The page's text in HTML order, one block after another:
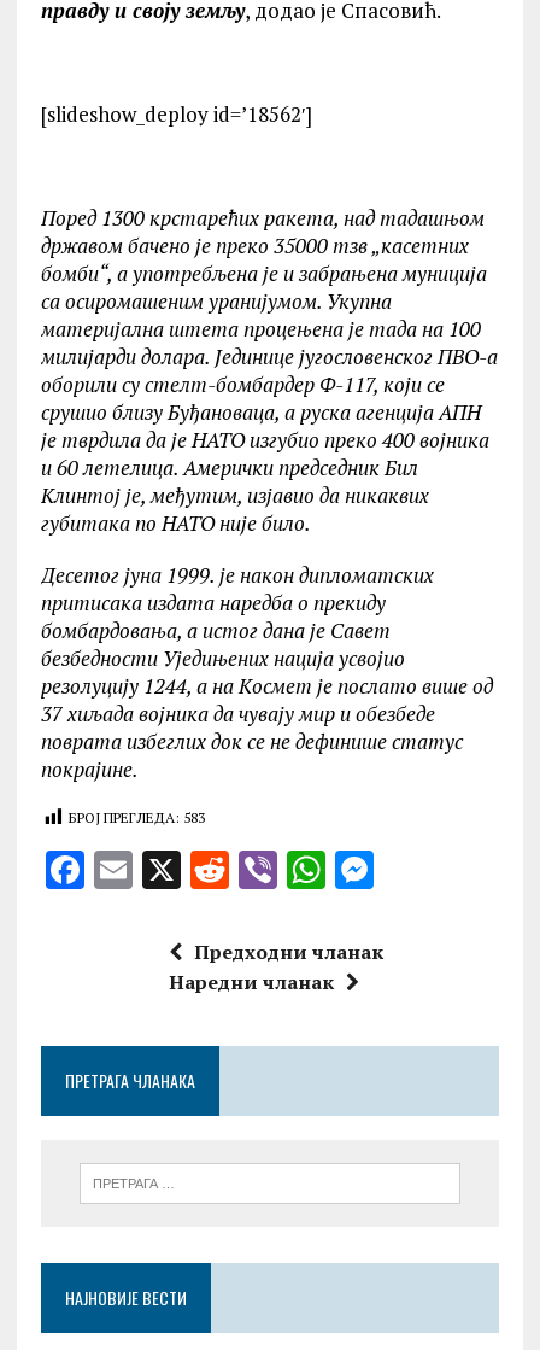
правду и своју земљу, додао је Спасовић.
[slideshow_deploy id=’18562′]
Поред 1300 крстарећих ракета, над тадашњом
државом бачено је преко 35000 тзв „касетних
бомби“, а употребљена је и забрањена муниција
са осиромашеним уранијумом. Укупна
материјална штета процењена је тада на 100
милијарди долара. Јединице југословенског ПВО-а
оборили су стелт-бомбардер Ф-117, који се
срушио близу Буђановаца, а руска агенција АПН
је тврдила да је НАТО изгубио преко 400 војника
и 60 летелица. Амерички председник Бил
Kлинтој је, међутим, изјавио да никаквих
губитака по НАТО није било.
Десетог јуна 1999. је након дипломатских
притисака издата наредба о прекиду
бомбардовања, а истог дана је Савет
безбедности Уједињених нација усвојио
резолуцију 1244, а на Kосмет је послато више од
37 хиљада војника да чувају мир и обезбеде
поврата избеглих док се не дефинише статус
покрајине.
БРОЈ ПРЕГЛЕДА: 583
F
o
k
E X R
d
di
V
er
W
at
s
p
M
se
er
Предходни чланак
Наредни чланак
ПРЕТРАГА ЧЛАНАКА
НАЈНОВИЈЕ ВЕСТИ